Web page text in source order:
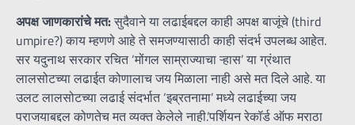
अपक्ष जाणकारांचे मत:सुदैवाने या लढाईबद्दल काही अपक्ष बाजूंचे (third
umpire?) काय म्हणणे आहे ते समजण्यासाठी काही संदर्भ उपलब्ध आहेत.
सर यदुनाथ सरकार रचित ‘मोंगल साम्राज्याचा ऱ्हास’ या ग्रंथात
लालसोटच्या लढाईत कोणालाच जय मिळाला नाही असे मत दिले आहे. या
उलट लालसोटच्या लढाई संदर्भात ‘इब्रतनामा’ मध्ये लढाईच्या जय
पराजयाबद्दल कोणतेच मत व्यक्त केलेले नाही.’पर्शियन रेकॉर्ड ऑफ मराठा